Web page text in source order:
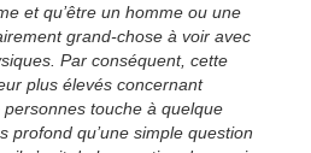
et qu’être un homme ou une
grand-chose à voir avec
Par conséquent, cette
plus élevés concernant
touche à quelque
profond qu’une simple question